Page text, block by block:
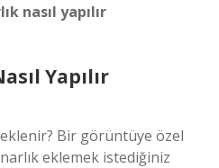
nasıl yapılır
Yapılır
Bir görüntüye özel
eklemek istediğiniz